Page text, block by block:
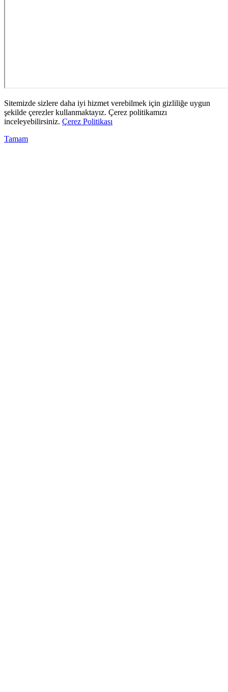
Sitemizde sizlere daha iyi hizmet verebilmek için gizliliğe uygun
şekilde çerezler kullanmaktayız. Çerez politikamızı
inceleyebilirsiniz. Çerez Politikası
Tamam